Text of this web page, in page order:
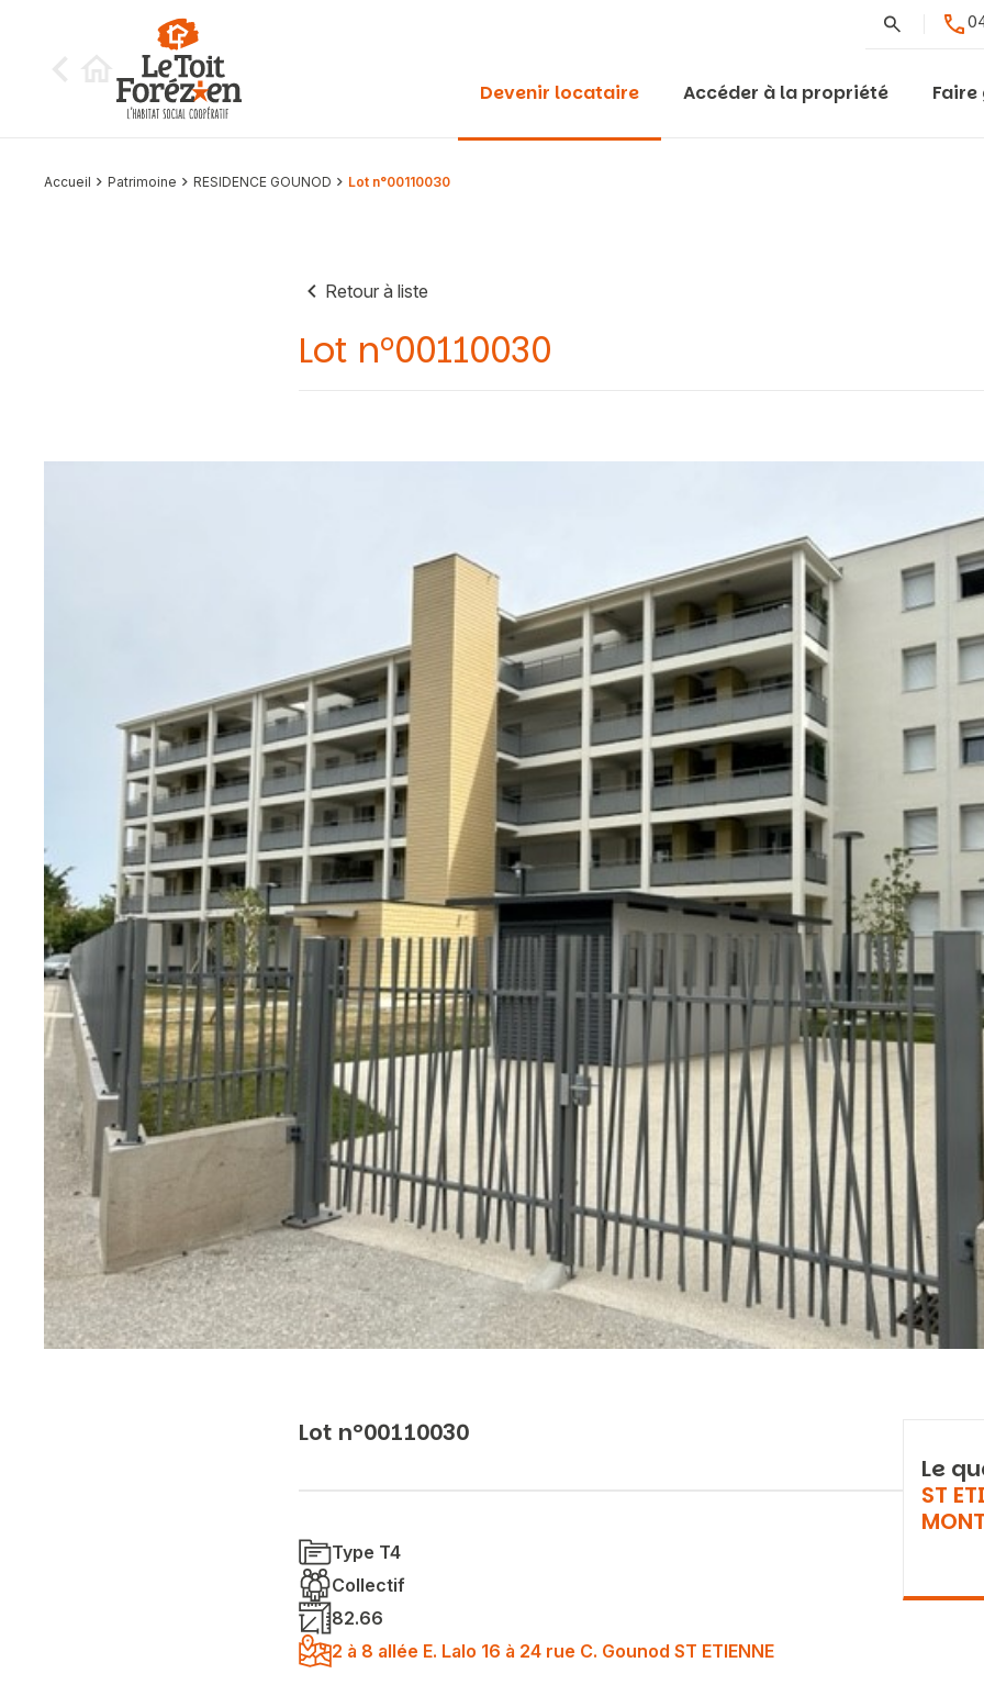
Rechercher
Devenir locataire Accéder à la propriété
Accueil Patrimoine RESIDENCE GOUNOD Lot n°00110030
Retour à liste
Lot n°00110030
Lot n°00110030
Type T4
Collectif
82.66
2 à 8 allée E. Lalo 16 à 24 rue C. Gounod ST ETIENNE
Le
ST